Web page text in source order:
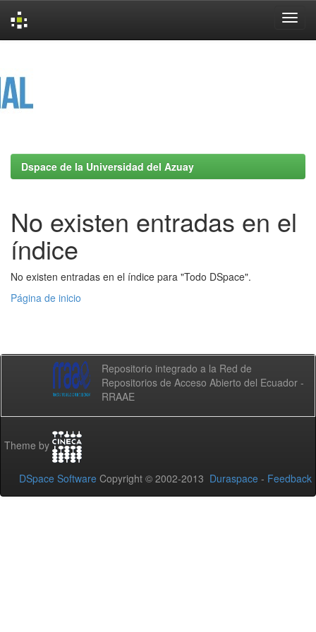
Dspace de la Universidad del Azuay
No existen entradas en el
índice
No existen entradas en el índice para "Todo DSpace".
Página de inicio
Repositorio integrado a la Red de
Repositorios de Acceso Abierto del Ecuador -
RRAAE
Theme by
DSpace Software Copyright © 2002-2013 Duraspace - Feedback